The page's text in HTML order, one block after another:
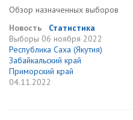
Обзор назначенных выборов
Новость
Статистика
Выборы 06 ноября 2022
Республика Саха (Якутия)
Забайкальский край
Приморский край
04.11.2022